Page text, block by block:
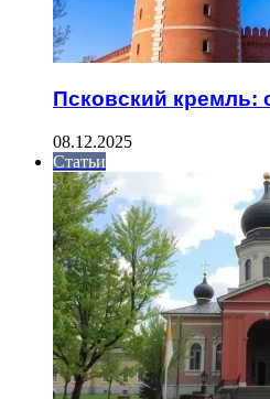
Псковский кремль:
08.12.2025
Статьи